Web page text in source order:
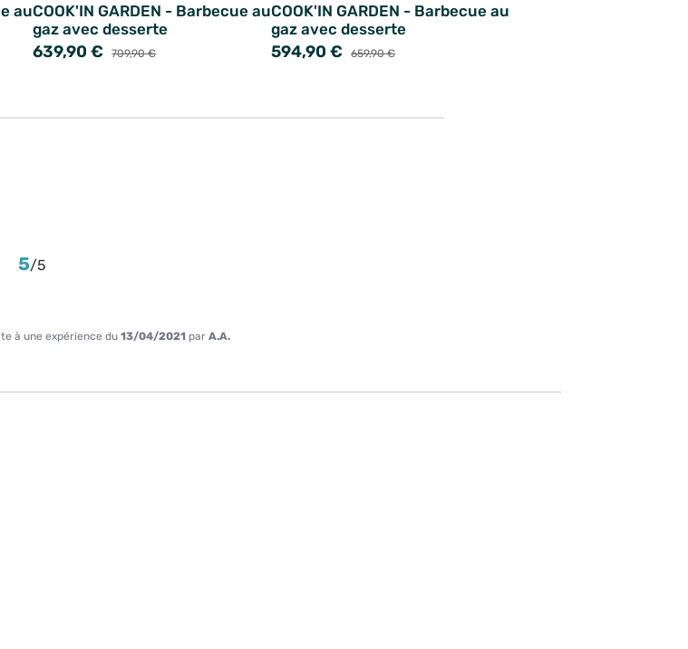
auCOOK'IN GARDEN - Barbecue au
gaz avec desserte
639,90 € 709,90 €
COOK'IN GARDEN - Barbecue au
gaz avec desserte
594,90 € 659,90 €
5/5
à une expérience du13/04/2021 parA.A.